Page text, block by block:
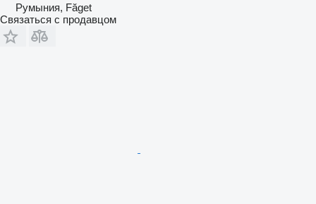
Румыния, Făget
Связаться с продавцом